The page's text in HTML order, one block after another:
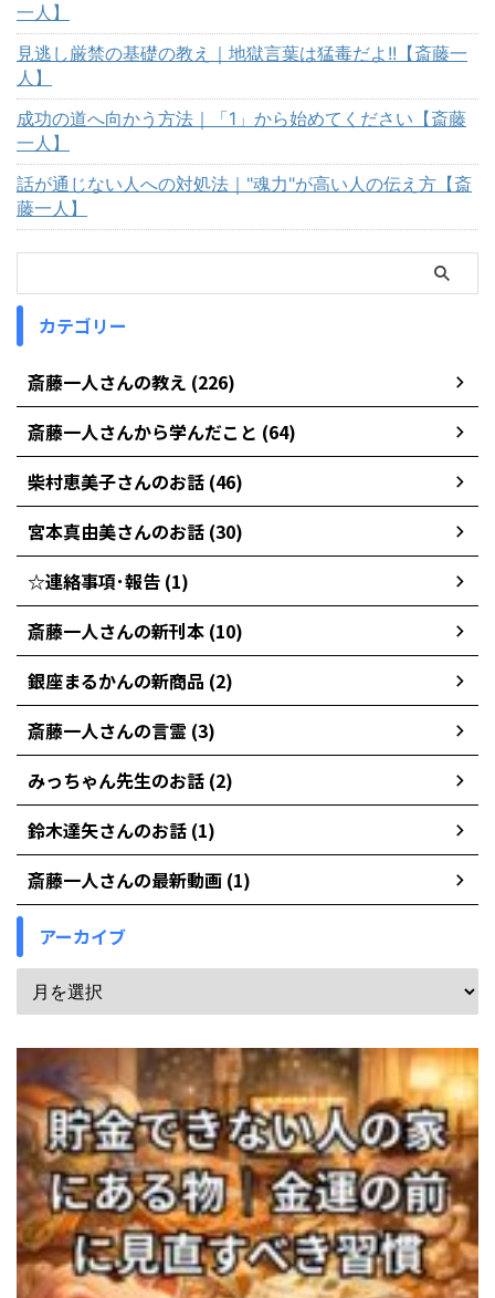
一人】
見逃し厳禁の基礎の教え｜地獄言葉は猛毒だよ!!【斎藤一
人】
成功の道へ向かう方法｜「1」から始めてください【斎藤
一人】
話が通じない人への対処法｜"魂力"が高い人の伝え方【斎
藤一人】
カテゴリー
斎藤一人さんの教え (226)
斎藤一人さんから学んだこと (64)
柴村恵美子さんのお話 (46)
宮本真由美さんのお話 (30)
☆連絡事項･報告 (1)
斎藤一人さんの新刊本 (10)
銀座まるかんの新商品 (2)
斎藤一人さんの言霊 (3)
みっちゃん先生のお話 (2)
鈴木達矢さんのお話 (1)
斎藤一人さんの最新動画 (1)
アーカイブ